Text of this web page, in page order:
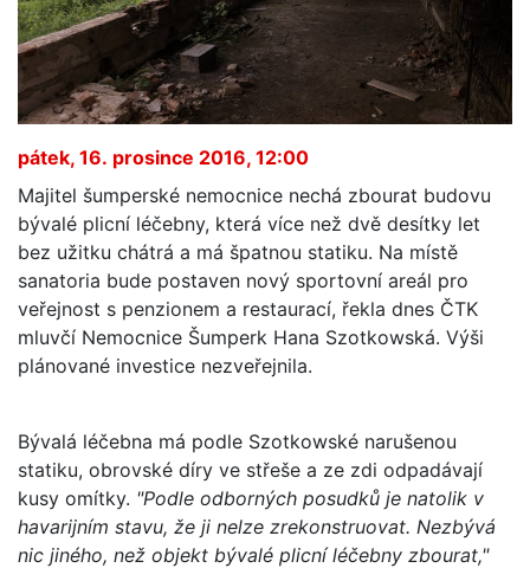
pátek, 16. prosince 2016, 12:00
Majitel šumperské nemocnice nechá zbourat budovu
bývalé plicní léčebny, která více než dvě desítky let
bez užitku chátrá a má špatnou statiku. Na místě
sanatoria bude postaven nový sportovní areál pro
veřejnost s penzionem a restaurací, řekla dnes ČTK
mluvčí Nemocnice Šumperk Hana Szotkowská. Výši
plánované investice nezveřejnila.
Bývalá léčebna má podle Szotkowské narušenou
statiku, obrovské díry ve střeše a ze zdi odpadávají
kusy omítky. "Podle odborných posudků je natolik v
havarijním stavu, že ji nelze zrekonstruovat. Nezbývá
nic jiného, než objekt bývalé plicní léčebny zbourat,"